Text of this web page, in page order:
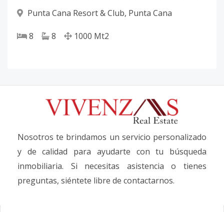
Punta Cana Resort & Club, Punta Cana
8 8 1000 Mt2
Nosotros te brindamos un servicio personalizado
y de calidad para ayudarte con tu búsqueda
inmobiliaria. Si necesitas asistencia o tienes
preguntas, siéntete libre de contactarnos.